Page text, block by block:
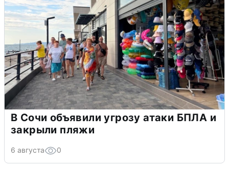
В Сочи объявили угрозу атаки БПЛА и
закрыли пляжи
6 августа 0